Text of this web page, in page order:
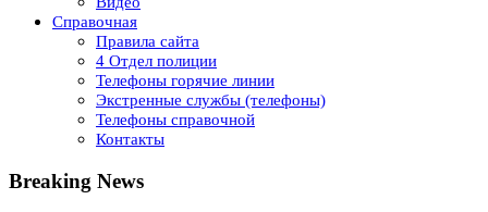
Справочная
Правила сайта
4 Отдел полиции
Телефоны горячие линии
Экстренные службы (телефоны)
Телефоны справочной
Контакты
Breaking News